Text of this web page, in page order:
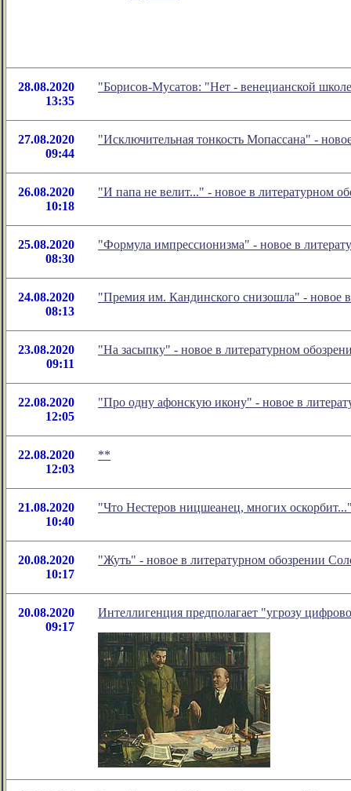
28.08.2020
13:35
"Борисов-Мусатов: "Нет - венецианской
27.08.2020
09:44
"Исключительная тонкость Мопассана" -
26.08.2020
10:18
"И папа не велит..." - новое в литературном
25.08.2020
08:30
"Формула импрессионизма" - новое в
24.08.2020
08:13
"Премия им. Кандинского снизошла" - новое
23.08.2020
09:11
"На засыпку" - новое в литературном
22.08.2020
12:05
"Про одну афонскую икону" - новое в
22.08.2020
12:03
**
21.08.2020
10:40
"Что Нестеров ницшеанец, многих
20.08.2020
10:17
"Жуть" - новое в литературном обозрении
20.08.2020
09:17
Интеллигенция предполагает "угрозу